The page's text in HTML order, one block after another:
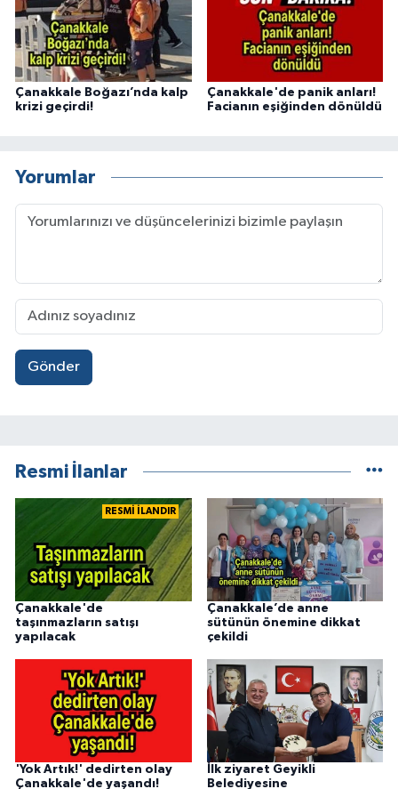
Çanakkale Boğazı’nda kalp
krizi geçirdi!
Çanakkale'de panik anları!
Facianın eşiğinden dönüldü
Yorumlar
Gönder
Resmi İlanlar
RESMİ İLANDIR
Çanakkale'de
taşınmazların satışı
yapılacak
Çanakkale’de anne
sütünün önemine dikkat
çekildi
'Yok Artık!' dedirten olay
Çanakkale'de yaşandı!
İlk ziyaret Geyikli
Belediyesine